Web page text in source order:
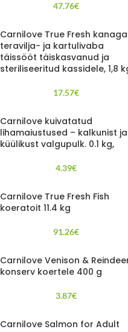
47.76€
Carnilove True Fresh kanaga
teravilja- ja kartulivaba
täissööt täiskasvanud ja
steriliseeritud kassidele, 1,8
17.57€
Carnilove kuivatatud
lihamaiustused – kalkunist ja
küülikust valgupulk. 0.1 kg,
4.39€
Carnilove True Fresh Fish
koeratoit 11.4 kg
91.26€
Carnilove Venison &
konserv koertele 400 g
3.87€
Carnilove Salmon for Adult